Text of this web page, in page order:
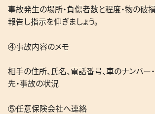
事故発生の場所・負傷者数と程度・物の破
報告し指示を仰ぎましょう。
④事故内容のメモ
相手の住所、氏名、電話番号、車のナンバー
先・事故の状況
⑤任意保険会社へ連絡